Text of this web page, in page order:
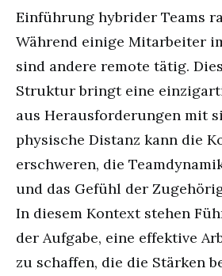
Einführung hybrider Teams
Während einige Mitarbeiter
sind andere remote tätig.
Struktur bringt eine
aus Herausforderungen mit
physische Distanz kann die
erschweren, die
und das Gefühl der
In diesem Kontext stehen
der Aufgabe, eine effektive
zu schaffen, die die Stärken